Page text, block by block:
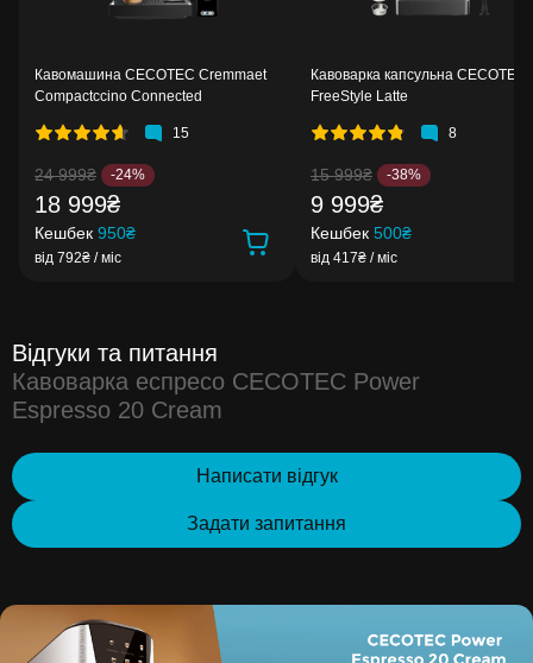
Кавомашина CECOTEC Cremmaet
Compactccino Connected
15
24 999₴ -24%
18 999₴
Кешбек 950₴
від 792₴ / міс
Кавоварка капсульна CECOTEC
FreeStyle Latte
8
15 999₴ -38%
9 999₴
Кешбек 500₴
від 417₴ / міс
Відгуки та питання
Кавоварка еспресо CECOTEC Power
Espresso 20 Cream
Написати відгук
Задати запитання